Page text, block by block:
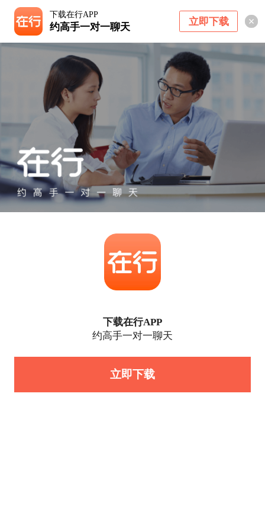
下载在行APP
约高手一对一聊天 立即下载
下载在行APP
约高手一对一聊天
立即下载